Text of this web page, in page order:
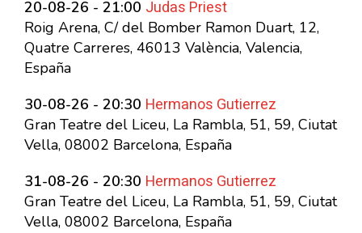
20-08-26 - 21:00 Judas Priest
Roig Arena, C/ del Bomber Ramon Duart, 12,
Quatre Carreres, 46013 València, Valencia,
España
30-08-26 - 20:30 Hermanos Gutierrez
Gran Teatre del Liceu, La Rambla, 51, 59, Ciutat
Vella, 08002 Barcelona, España
31-08-26 - 20:30 Hermanos Gutierrez
Gran Teatre del Liceu, La Rambla, 51, 59, Ciutat
Vella, 08002 Barcelona, España